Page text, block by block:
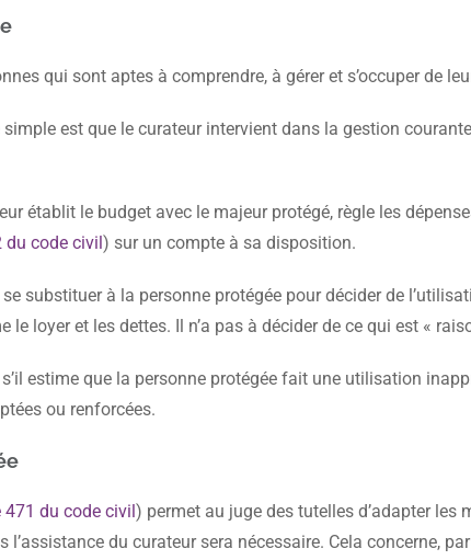
qui sont aptes à comprendre, à gérer et s’occuper de
est que le curateur intervient dans la gestion
établit le budget avec le majeur protégé, règle les
du code civil) sur un compte à sa disposition.
se substituer à la personne protégée pour décider de
le loyer et les dettes. Il n’a pas à décider de ce qui est «
estime que la personne protégée fait une utilisation
ou renforcées.
471 du code civil) permet au juge des tutelles d’adapter
l’assistance du curateur sera nécessaire. Cela concerne,